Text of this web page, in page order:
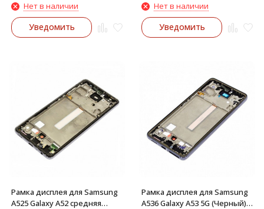
Нет в наличии
Уведомить
Нет в наличии
Уведомить
Рамка дисплея для Samsung
A525 Galaxy A52 средняя
Рамка дисплея для Samsung
A536 Galaxy A53 5G (Черный)